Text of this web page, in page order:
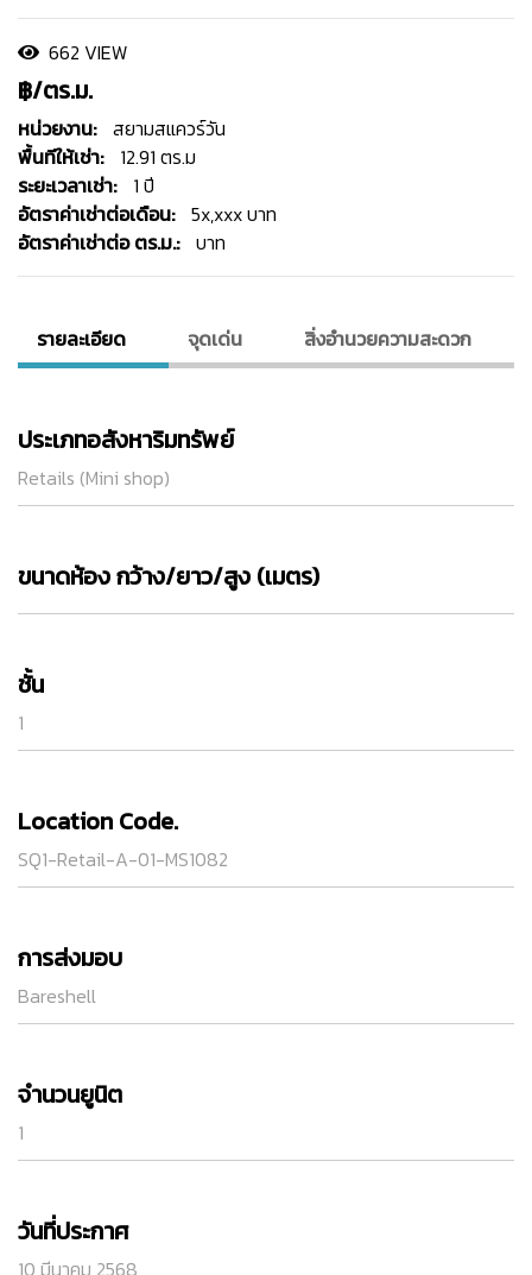
662 VIEW
฿/ตร.ม.
หน่วยงาน: สยามสแควร์วัน
พื้นทีให้เช่า:
12.91 ตร.ม
ระยะเวลาเช่า:
1 ปี
อัตราค่าเช่าต่อเดือน: 5x,xxx บาท
อัตราค่าเช่าต่อ ตร.ม.: บาท
รายละเอียด จุดเด่น สิ่งอํานวยความสะดวก
ประเภทอสังหาริมทรัพย์
Retails (Mini shop)
ขนาดห้อง กว้าง/ยาว/สูง (เมตร)
ชั้น
1
Location Code.
SQ1-Retail-A-01-MS1082
การส่งมอบ
Bareshell
จำนวนยูนิต
1
วันที่ประกาศ